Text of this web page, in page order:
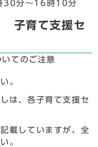
30分～16時10分
子育て支援セ
てのご注意
。
は、各子育て支援セ
載していますが、全
。